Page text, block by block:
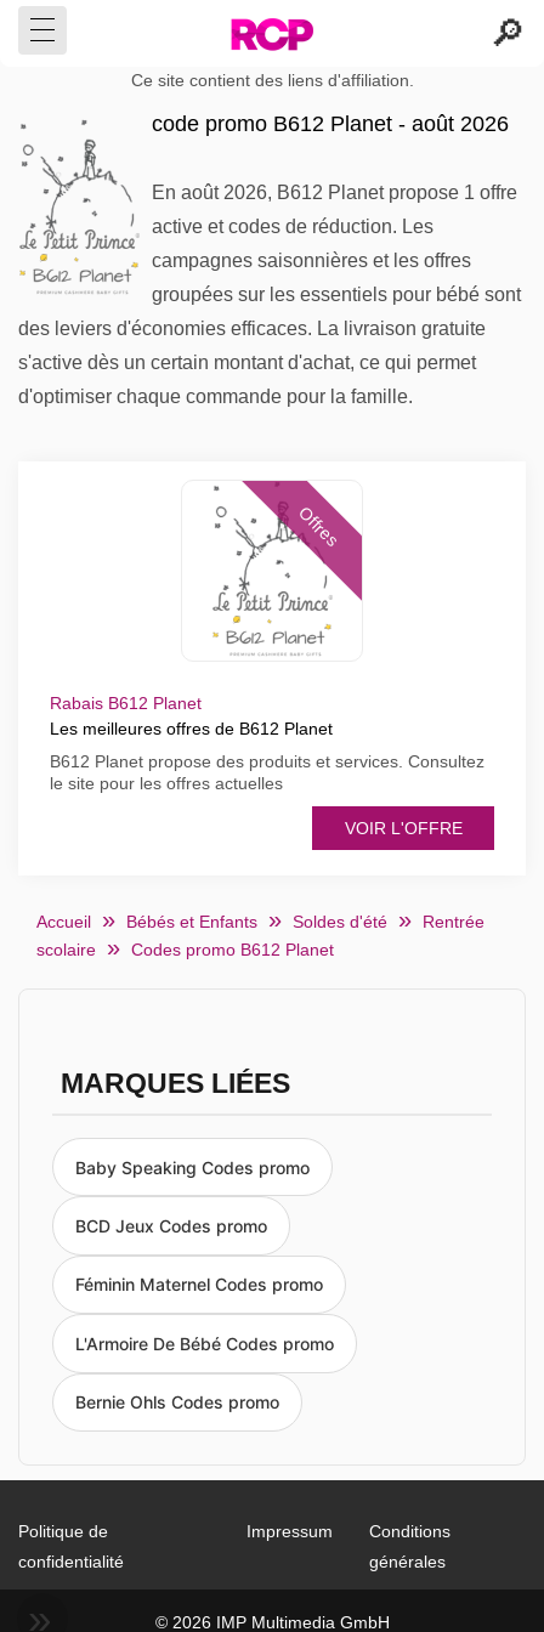
Ce site contient des liens d'affiliation.
code promo B612 Planet - août 2026
En août 2026, B612 Planet propose 1 offre
active et codes de réduction. Les
campagnes saisonnières et les offres
groupées sur les essentiels pour bébé sont
des leviers d'économies efficaces. La livraison gratuite
s'active dès un certain montant d'achat, ce qui permet
d'optimiser chaque commande pour la famille.
Offres
Rabais B612 Planet
Les meilleures offres de B612 Planet
B612 Planet propose des produits et services. Consultez
le site pour les offres actuelles
VOIR L'OFFRE
Accueil Bébés et Enfants Soldes d'été
Rentrée
scolaire
Codes promo B612 Planet
MARQUES LIÉES
Baby Speaking Codes promo
BCD Jeux Codes promo
Féminin Maternel Codes promo
L'Armoire De Bébé Codes promo
Bernie Ohls Codes promo
Politique de
confidentialité
Impressum
Conditions
générales
© 2026 IMP Multimedia GmbH